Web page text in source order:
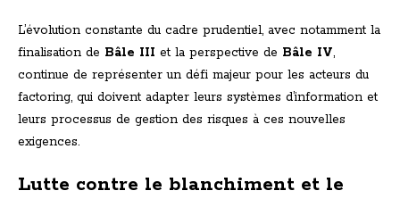
L’évolution constante du cadre prudentiel, avec notamment la
finalisation de Bâle III et la perspective de Bâle IV,
continue de représenter un défi majeur pour les acteurs du
factoring, qui doivent adapter leurs systèmes d’information et
leurs processus de gestion des risques à ces nouvelles
exigences.
Lutte contre le blanchiment et le